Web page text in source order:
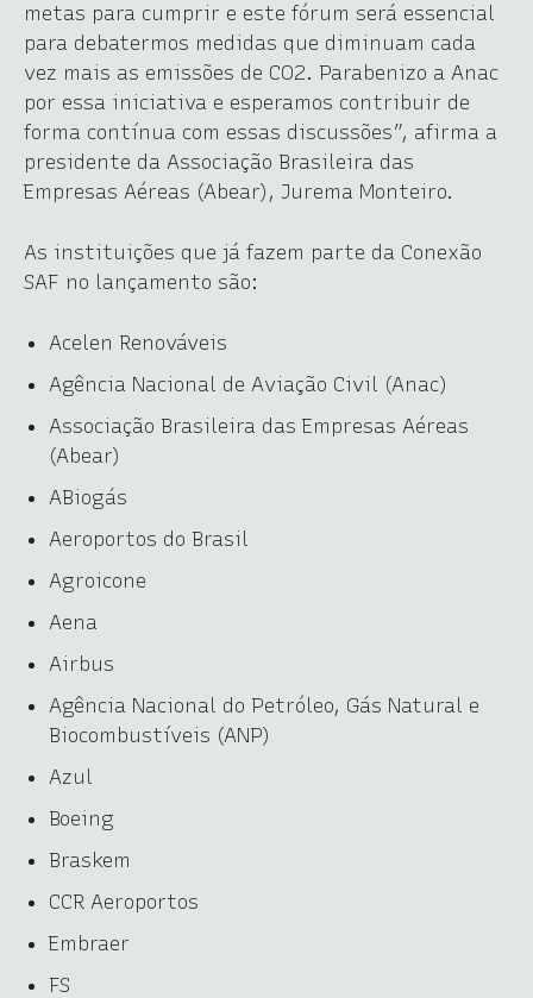
metas para cumprir e este fórum será essencial
para debatermos medidas que diminuam cada
vez mais as emissões de CO2. Parabenizo a Anac
por essa iniciativa e esperamos contribuir de
forma contínua com essas discussões”, afirma a
presidente da Associação Brasileira das
Empresas Aéreas (Abear), Jurema Monteiro.
As instituições que já fazem parte da Conexão
SAF no lançamento são:
Acelen Renováveis
Agência Nacional de Aviação Civil (Anac)
Associação Brasileira das Empresas Aéreas
(Abear)
ABiogás
Aeroportos do Brasil
Agroicone
Aena
Airbus
Agência Nacional do Petróleo, Gás Natural e
Biocombustíveis (ANP)
Azul
Boeing
Braskem
CCR Aeroportos
Embraer
FS